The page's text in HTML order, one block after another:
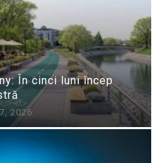
În cinci luni încep
2026